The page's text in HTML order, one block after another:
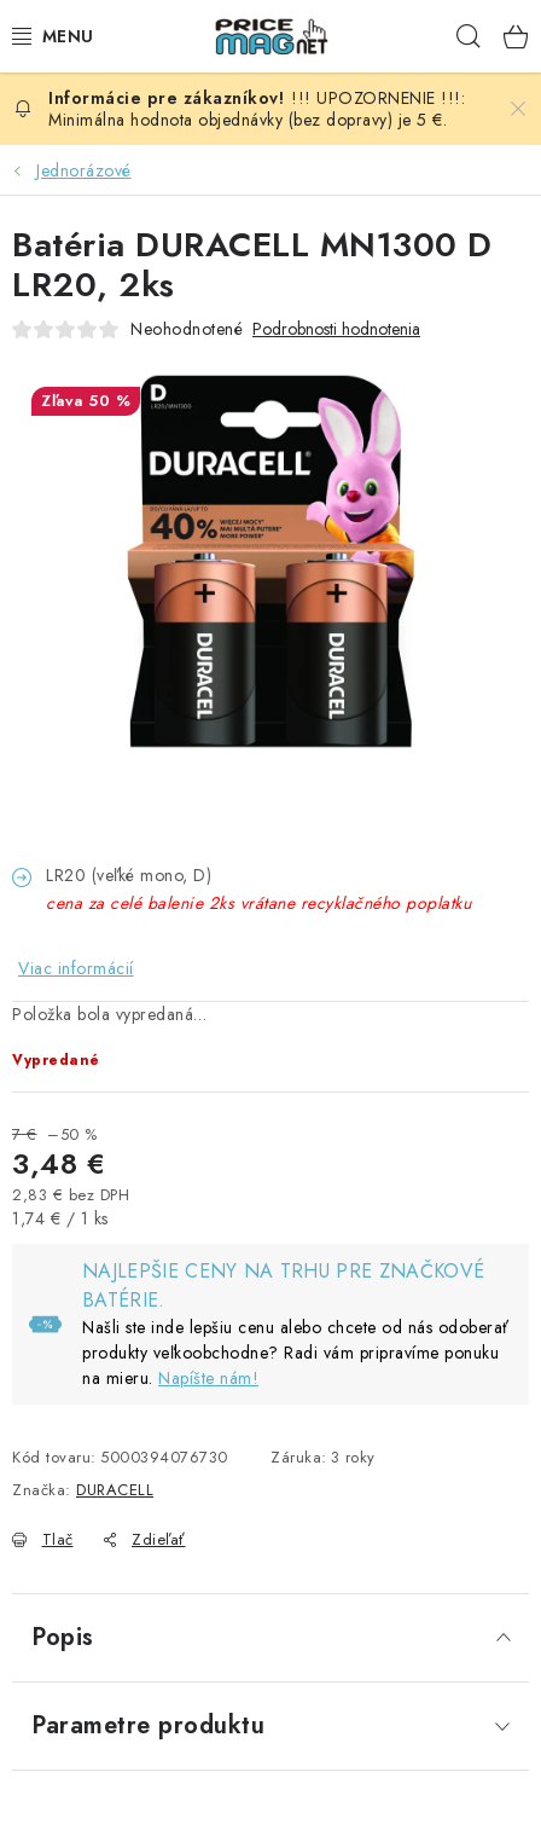
na
BATÉRIE
AUDIO - VIDEO
AUTO HI-FI
AUTOMOBIL
ELEKTROINŠTALAČNÝ MATERIÁL
FOTOVOLTAIKA
GADGETY, DARČEKY
KÁBLE A KONEKTORY
!!! UPOZORNENIE !!!:
Minimálna hodnota objednávky (bez dopravy) je 5 €.
Jednorázové
LR20 (veľké mono, D)
cena za celé balenie 2ks vrátane recyklačného poplatku
Viac informácií
Položka bola vypredaná…
Vypredané
7 € –50 %
3,48 €
2,83 € bez DPH
Jednotková cena:
1,74 € / 1 ks
NAJLEPŠIE CENY NA TRHU PRE ZNAČKOVÉ
BATÉRIE.
Našli ste inde lepšiu cenu alebo chcete od nás odoberať
produkty veľkoobchodne? Radi vám pripravíme ponuku
na mieru. Napíšte nám!
Kód tovaru: 5000394076730 Záruka: 3 roky
Značka: DURACELL
Tlač Zdieľať
Batéria DURACELL MN1300 D
LR20, 2ks
Neohodnotené Podrobnosti hodnotenia
50 %
Popis
Parametre produktu